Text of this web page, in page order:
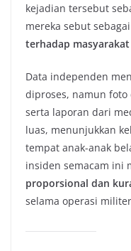
kejadian tersebut
mereka sebut sebagai
terhadap
Data independen
diproses, namun foto
serta laporan dari
luas, menunjukkan
tempat anak-anak
insiden semacam ini
proporsional dan
selama operasi